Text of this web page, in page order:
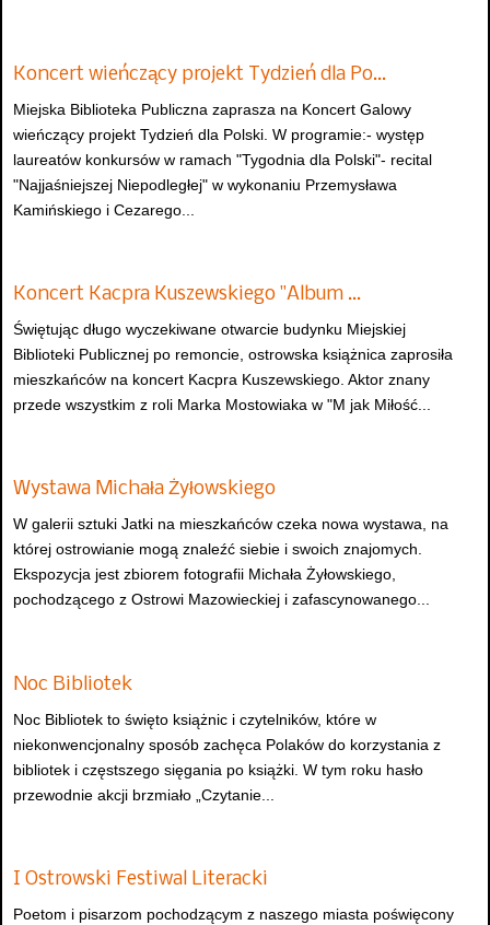
Koncert wieńczący projekt Tydzień dla Po…
Miejska Biblioteka Publiczna zaprasza na Koncert Galowy
wieńczący projekt Tydzień dla Polski. W programie:- występ
laureatów konkursów w ramach "Tygodnia dla Polski"- recital
"Najjaśniejszej Niepodległej" w wykonaniu Przemysława
Kamińskiego i Cezarego...
Koncert Kacpra Kuszewskiego "Album …
Świętując długo wyczekiwane otwarcie budynku Miejskiej
Biblioteki Publicznej po remoncie, ostrowska książnica zaprosiła
mieszkańców na koncert Kacpra Kuszewskiego. Aktor znany
przede wszystkim z roli Marka Mostowiaka w "M jak Miłość...
Wystawa Michała Żyłowskiego
W galerii sztuki Jatki na mieszkańców czeka nowa wystawa, na
której ostrowianie mogą znaleźć siebie i swoich znajomych.
Ekspozycja jest zbiorem fotografii Michała Żyłowskiego,
pochodzącego z Ostrowi Mazowieckiej i zafascynowanego...
Noc Bibliotek
Noc Bibliotek to święto książnic i czytelników, które w
niekonwencjonalny sposób zachęca Polaków do korzystania z
bibliotek i częstszego sięgania po książki. W tym roku hasło
przewodnie akcji brzmiało „Czytanie...
I Ostrowski Festiwal Literacki
Poetom i pisarzom pochodzącym z naszego miasta poświęcony